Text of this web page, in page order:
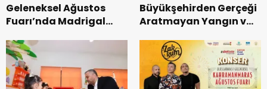
Geleneksel Ağustos
Fuarı’nda Madrigal
Büyükşehirden Gerçeği
Aratmayan Yangın ve